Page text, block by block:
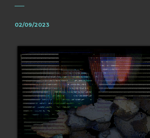
02/09/2023